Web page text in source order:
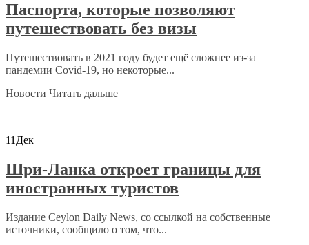
Паспорта, которые позволяют
путешествовать без визы
Путешествовать в 2021 году будет ещё сложнее из-за
пандемии Covid-19, но некоторые...
Новости Читать дальше
11 Дек
Шри-Ланка откроет границы для
иностранных туристов
Издание Ceylon Daily News, со ссылкой на собственные
источники, сообщило о том, что...